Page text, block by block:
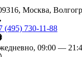
Москва,
(495) 730-11-88
09:00 —